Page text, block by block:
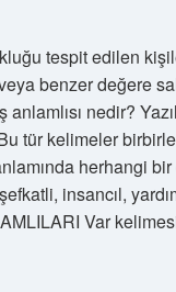
tespit edilen
benzer değere
nedir?
tür kelimeler
herhangi
insancıl,
Var